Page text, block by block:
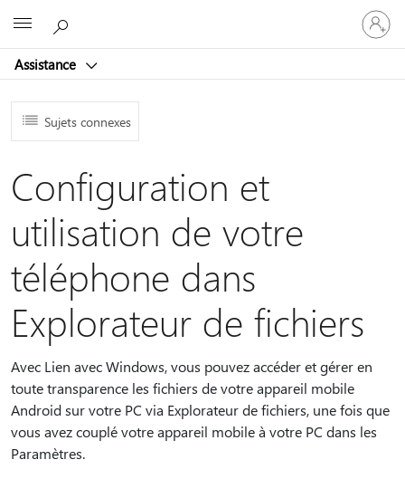
Assistance
vous
à
compte
Sujets connexes
Configuration et
utilisation de votre
téléphone dans
Explorateur de fichiers
Avec Lien avec Windows, vous pouvez accéder et gérer en
toute transparence les fichiers de votre appareil mobile
Android sur votre PC via Explorateur de fichiers, une fois que
vous avez couplé votre appareil mobile à votre PC dans les
Paramètres.